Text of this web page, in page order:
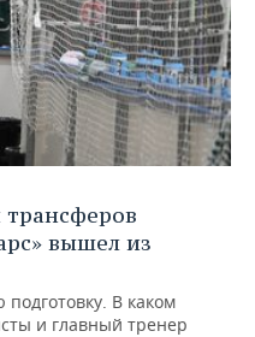
вышел из
В каком
и главный тренер